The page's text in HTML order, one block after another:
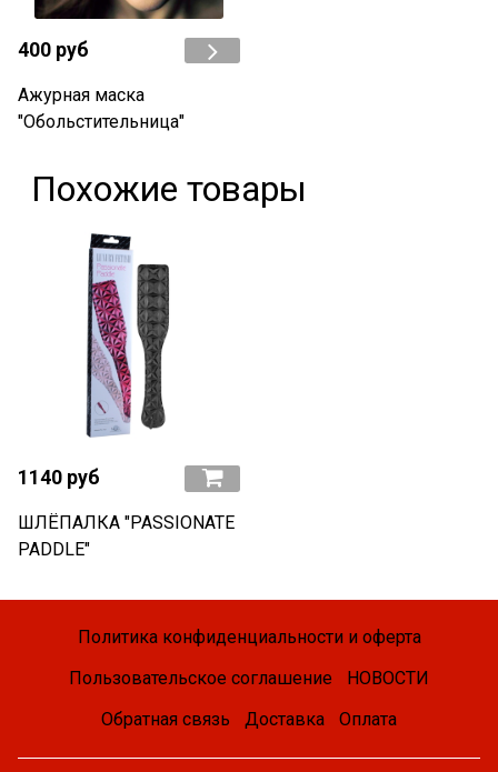
400 руб
Ажурная маска
"Обольстительница"
Похожие товары
1140 руб
ШЛЁПАЛКА "PASSIONATE
PADDLE"
Политика конфиденциальности и оферта
Пользовательское соглашение
НОВОСТИ
Обратная связь
Доставка Оплата